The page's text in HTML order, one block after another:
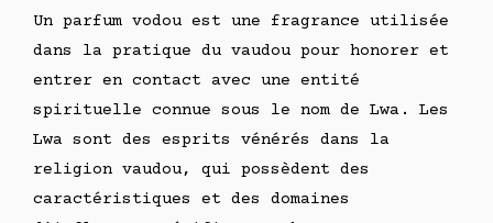
Un parfum vodou est une fragrance utilisée
dans la pratique du vaudou pour honorer et
entrer en contact avec une entité
spirituelle connue sous le nom de Lwa. Les
Lwa sont des esprits vénérés dans la
religion vaudou, qui possèdent des
caractéristiques et des domaines